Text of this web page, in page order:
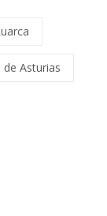
de Asturias